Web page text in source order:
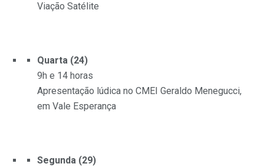
Viação Satélite
Quarta (24)
9h e 14 horas
Apresentação lúdica no CMEI Geraldo Menegucci,
em Vale Esperança
Segunda (29)